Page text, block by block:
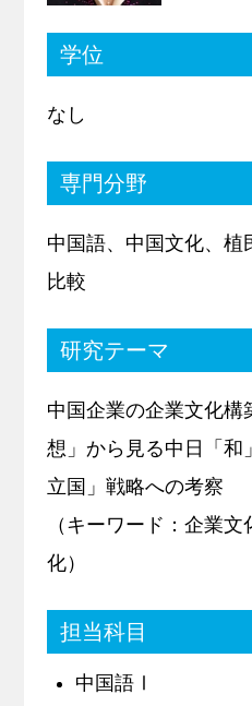
キャリア支援
サイトマップ
学位
なし
専門分野
中国語、中国文化、植
比較
研究テーマ
中国企業の企業文化構
想」から見る中日「和
立国」戦略への考察
（キーワード：企業
化）
担当科目
中国語Ⅰ